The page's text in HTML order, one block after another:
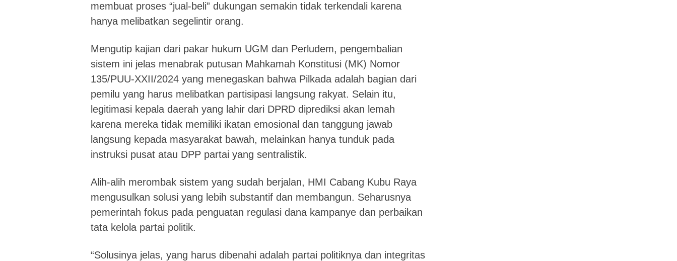
membuat proses “jual-beli” dukungan semakin tidak terkendali karena
hanya melibatkan segelintir orang.
Mengutip kajian dari pakar hukum UGM dan Perludem, pengembalian
sistem ini jelas menabrak putusan Mahkamah Konstitusi (MK) Nomor
135/PUU-XXII/2024 yang menegaskan bahwa Pilkada adalah bagian dari
pemilu yang harus melibatkan partisipasi langsung rakyat. Selain itu,
legitimasi kepala daerah yang lahir dari DPRD diprediksi akan lemah
karena mereka tidak memiliki ikatan emosional dan tanggung jawab
langsung kepada masyarakat bawah, melainkan hanya tunduk pada
instruksi pusat atau DPP partai yang sentralistik.
Alih-alih merombak sistem yang sudah berjalan, HMI Cabang Kubu Raya
mengusulkan solusi yang lebih substantif dan membangun. Seharusnya
pemerintah fokus pada penguatan regulasi dana kampanye dan perbaikan
tata kelola partai politik.
“Solusinya jelas, yang harus dibenahi adalah partai politiknya dan integritas